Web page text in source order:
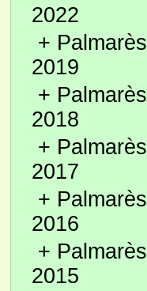
2022
+ Palmarès
2019
+ Palmarès
2018
+ Palmarès
2017
+ Palmarès
2016
+ Palmarès
2015